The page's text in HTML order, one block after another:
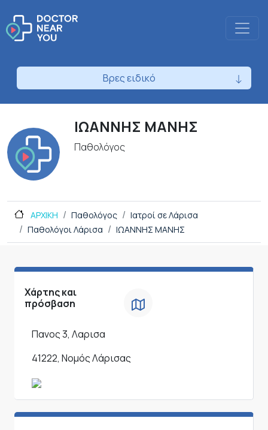
Βρες ειδικό
ΙΩΑΝΝΗΣ ΜΑΝΗΣ
Παθολόγος
ΑΡΧΙΚΗ Παθολόγος
Ιατροί σε Λάρισα
Παθολόγοι Λάρισα
ΙΩΑΝΝΗΣ ΜΑΝΗΣ
Χάρτης και
πρόσβαση
Πανος 3, Λαρισα
41222, Νομός Λάρισας